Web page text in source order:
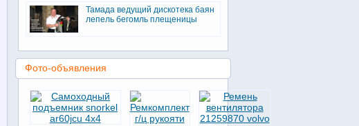
Тамада ведущий дискотека баян
лепель бегомль плещеницы
Фото-объявления